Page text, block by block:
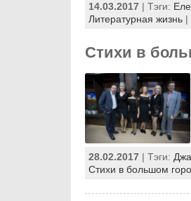
14.03.2017| Тэги:
Литературная жизнь|
Стихи в
28.02.2017| Тэги:
Стихи в большом